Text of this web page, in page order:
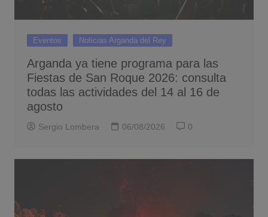
Eventos Noticias Arganda del Rey
Arganda ya tiene programa para las
Fiestas de San Roque 2026: consulta
todas las actividades del 14 al 16 de
agosto
Sergio Lombera 06/08/2026 0